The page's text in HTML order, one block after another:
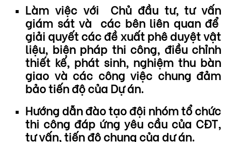
Làm việc với Chủ đầu tư, tư vấn
giám sát và các bên liên quan để
giải quyết các đề xuất phê duyệt vật
liệu, biện pháp thi công, điều chỉnh
thiết kế, phát sinh, nghiệm thu bàn
giao và các công việc chung đảm
bảo tiến độ của Dự án.
Hướng dẫn đào tạo đội nhóm tổ chức
thi công đáp ứng yêu cầu của CĐT,
tư vấn, tiến độ chung của dự án.